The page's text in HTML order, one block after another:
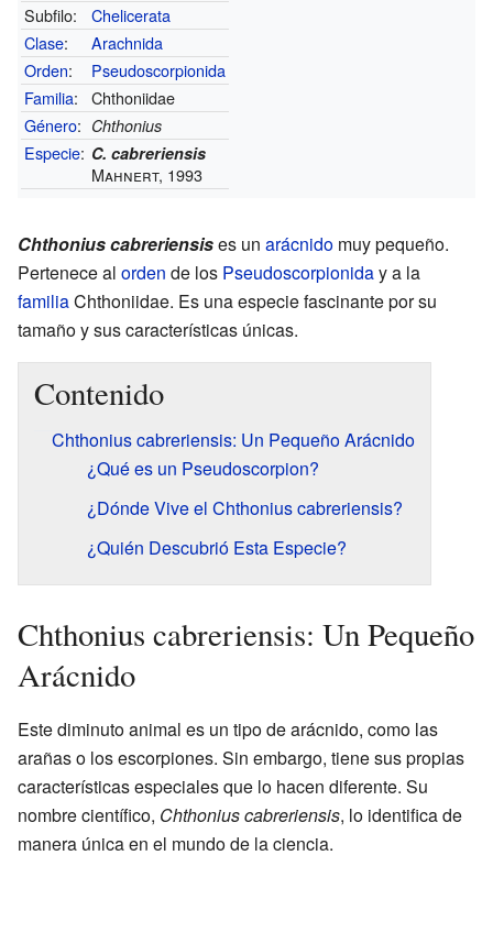
Subfilo:
Chelicerata
Clase:
Arachnida
Orden:
Pseudoscorpionida
Familia:
Chthoniidae
Género: Chthonius
Especie: C. cabreriensis
Mahnert, 1993
Chthonius cabreriensises un arácnido muy pequeño.
Pertenece al orden de los Pseudoscorpioniday a la
familiaChthoniidae. Es una especie fascinante por su
tamaño y sus características únicas.
Contenido
Chthonius cabreriensis: Un Pequeño Arácnido
¿Qué es un Pseudoscorpion?
¿Dónde Vive el Chthonius cabreriensis?
¿Quién Descubrió Esta Especie?
Chthonius cabreriensis: Un Pequeño
Arácnido
Este diminuto animal es un tipo de arácnido, como las
arañas o los escorpiones. Sin embargo, tiene sus propias
características especiales que lo hacen diferente. Su
nombre científico, Chthonius cabreriensis, lo identifica de
manera única en el mundo de la ciencia.